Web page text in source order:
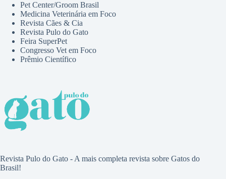
Pet Center/Groom Brasil
Medicina Veterinária em Foco
Revista Cães & Cia
Revista Pulo do Gato
Feira SuperPet
Congresso Vet em Foco
Prêmio Científico
Revista Pulo do Gato - A mais completa revista sobre Gatos do
Brasil!